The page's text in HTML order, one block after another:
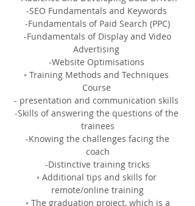
-SEO Fundamentals and Keywords
-Fundamentals of Paid Search (PPC)
Advertising
-Website Optimisations
◦ Training Methods and Techniques
Course
- presentation and communication skills
-Skills of answering the questions of the
trainees
coach
-Distinctive training tricks
◦ Additional tips and skills for
remote/online training